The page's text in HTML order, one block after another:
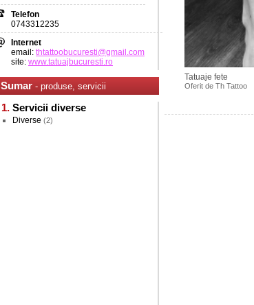
Telefon
0743312235
Internet
email: thtattoobucuresti@gmail.com
site: www.tatuajbucuresti.ro
Sumar - produse, servicii
Servicii diverse
Diverse (2)
Tatuaje fete
Oferit de Th Tattoo